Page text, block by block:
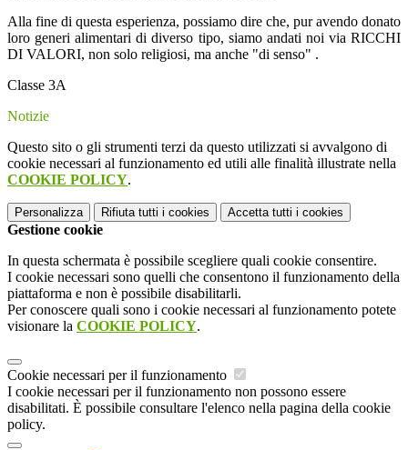
Alla fine di questa esperienza, possiamo dire che, pur avendo donato
loro generi alimentari di diverso tipo, siamo andati noi via RICCHI
DI VALORI, non solo religiosi, ma anche "di senso" .
Classe 3A
Notizie
Questo sito o gli strumenti terzi da questo utilizzati si avvalgono di
cookie necessari al funzionamento ed utili alle finalità illustrate nella
COOKIE POLICY.
Personalizza Rifiuta tutti i cookies Accetta tutti i cookies
Gestione cookie
In questa schermata è possibile scegliere quali cookie consentire.
I cookie necessari sono quelli che consentono il funzionamento della
piattaforma e non è possibile disabilitarli.
Per conoscere quali sono i cookie necessari al funzionamento potete
visionare la COOKIE POLICY.
Cookie necessari per il funzionamento
I cookie necessari per il funzionamento non possono essere
disabilitati. È possibile consultare l'elenco nella pagina della cookie
policy.